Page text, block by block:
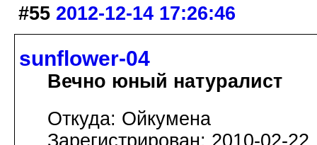
#55 2012-12-14 17:26:46
sunflower-04
Вечно юный натуралист
Откуда: Ойкумена